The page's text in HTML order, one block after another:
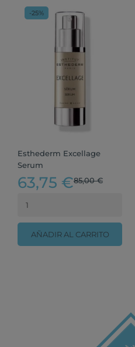
Esthederm Excellage
Serum
63,75 €85,00 €
AÑADIR AL CARRITO
-25%